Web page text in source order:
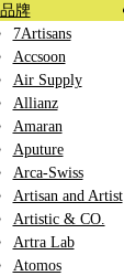
牌
7Artisans
Accsoon
Air Supply
Allianz
Amaran
Aputure
Arca-Swiss
Artisan and Artist
Artistic & CO.
Artra Lab
Atomos